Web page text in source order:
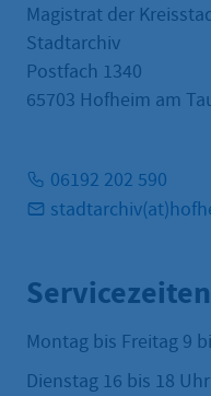
Magistrat der
Stadtarchiv
Postfach 1340
65703 Hofheim am
06192 202 590
Montag bis Freitag 9
Dienstag 16 bis 18 Uhr